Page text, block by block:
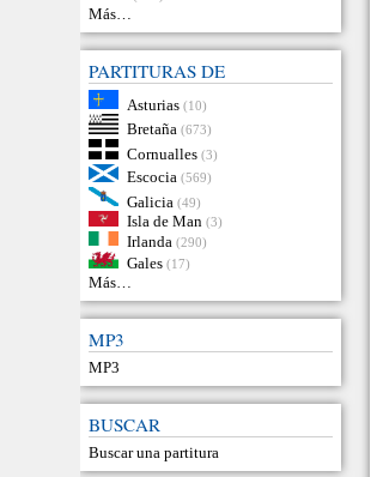
Más…
PARTITURAS DE
Asturias (10)
Bretaña (673)
Cornualles (3)
Escocia (569)
Galicia (49)
Isla de Man (3)
Irlanda (290)
Gales (17)
Más…
MP3
MP3
BUSCAR
Buscar una partitura